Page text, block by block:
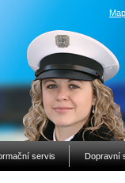
servis Dopravní